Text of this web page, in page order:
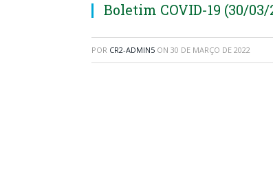
Boletim COVID-19 (30/03/
POR CR2-ADMIN5 ON 30 DE MARÇO DE 2022